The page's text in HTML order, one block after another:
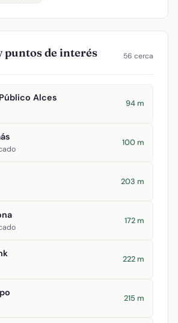
puntos de interés 56 cerca
Alces
94 m
100 m
203 m
172 m
222 m
215 m